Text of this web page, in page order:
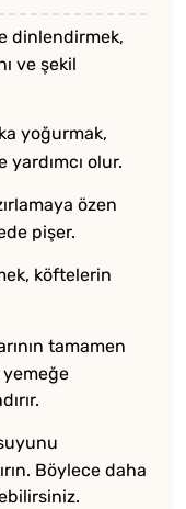
dinlendirmek,
ve şekil
yoğurmak,
olur.
özen
pişer.
köftelerin
tamamen
yemeğe
Böylece daha